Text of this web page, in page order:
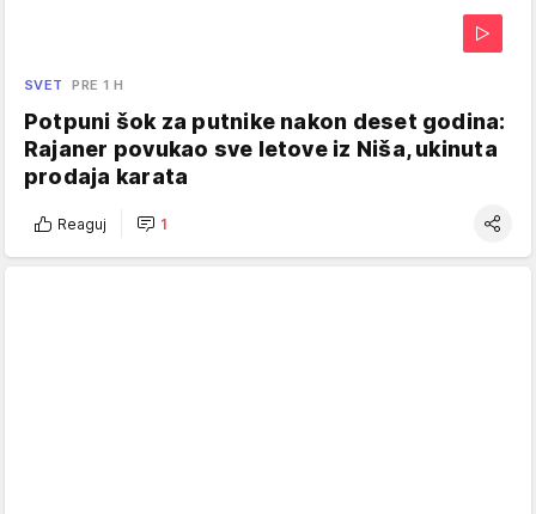
SVET PRE 1 H
Potpuni šok za putnike nakon deset godina:
Rajaner povukao sve letove iz Niša, ukinuta
prodaja karata
Reaguj 1